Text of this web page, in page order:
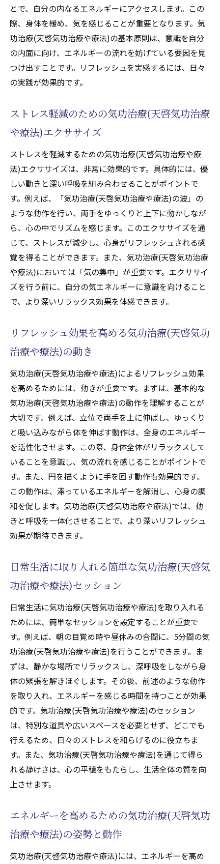
とで、自分の内なるエネルギーにアクセスします。この
際、身体を緩め、気を感じることが重要となります。気
功治療(天啓気功治療や療法)の基本原則は、意識を自分
の内面に向け、エネルギーの流れを妨げている要因を見
つけ出すことです。リフレッシュを実感するには、日々
の実践が効果的です。
ストレス軽減のための気功治療(天啓気功治療
や療法)エクササイズ
ストレスを軽減するための気功治療(天啓気功治療や療
法)エクササイズは、非常に効果的です。具体的には、優
しい動きと深い呼吸を組み合わせることがポイントで
す。例えば、「気功治療(天啓気功治療や療法)の波」の
ような動作を行い、両手をゆっくりと上下に動かしなが
ら、心の中でリズムを感じます。このエクササイズを通
じて、ストレスが減少し、心身がリフレッシュされる感
覚を得ることができます。また、気功治療(天啓気功治療
や療法)においては「気の集中」が重要です。エクササイ
ズを行う前に、自分の気エネルギーに意識を向けること
で、より深いリラックス効果を体感できます。
リフレッシュ効果を高める気功治療(天啓気功
治療や療法)の動き
気功治療(天啓気功治療や療法)によるリフレッシュ効果
を高めるためには、動きが重要です。まずは、基本的な
気功治療(天啓気功治療や療法)の動作を理解することが
大切です。例えば、立位で両手を上に伸ばし、ゆっくり
と吸い込みながら体を伸ばす動作は、全身のエネルギー
を活性化させます。この際、身体全体がリラックスして
いることを意識し、気の流れを感じることがポイントで
す。また、円を描くように手を回す動作も効果的です。
この動作は、滞っているエネルギーを解消し、心身の調
和を促します。気功治療(天啓気功治療や療法)では、動
きと呼吸を一体化させることで、より深いリフレッシュ
効果が期待できます。
日常生活に取り入れる簡単な気功治療(天啓気
功治療や療法)セッション
日常生活に気功治療(天啓気功治療や療法)を取り入れる
ためには、簡単なセッションを設定することが重要で
す。例えば、朝の目覚め時や昼休みの合間に、5分間の気
功治療(天啓気功治療や療法)を行うことができます。ま
ずは、静かな場所でリラックスし、深呼吸をしながら身
体の緊張を解きほぐします。その後、前述のような動作
を取り入れ、エネルギーを感じる時間を持つことが効果
的です。気功治療(天啓気功治療や療法)のセッション
は、特別な道具や広いスペースを必要とせず、どこでも
行えるため、日々のストレスを和らげるのに役立ちま
す。また、気功治療(天啓気功治療や療法)を通じて得ら
れる静けさは、心の平穏をもたらし、生活全体の質を向
上させます。
エネルギーを高めるための気功治療(天啓気功
治療や療法)の姿勢と動作
気功治療(天啓気功治療や療法)には、エネルギーを高め